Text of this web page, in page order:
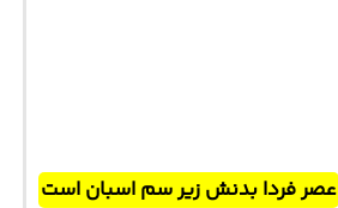
عصر فردا بدنش زیر سم اسبان است